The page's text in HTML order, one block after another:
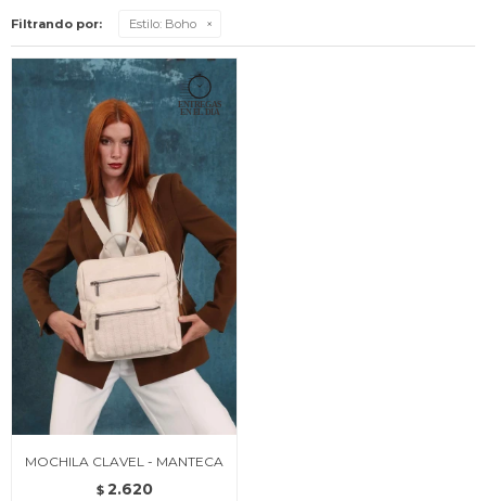
Filtrando por: Estilo: Boho
MOCHILA CLAVEL - MANTECA
$ 2.620